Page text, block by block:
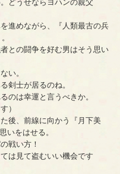
どうせならヨハンの親父
進めながら、『人類最古の兵
との闘争を好む男はそう思い
い。
剣士が居るのね。
のは幸運と言うべきか。
）
後、前線に向かう『月下美
いをはせる。
戦い方！
は見て盗むいい機会です